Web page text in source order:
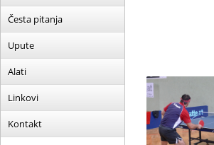
Česta pitanja
Upute
Alati
Linkovi
Kontakt